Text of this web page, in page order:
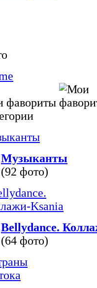
фавориты
Музыканты
(92 фото)
Bellydance.
(64 фото)